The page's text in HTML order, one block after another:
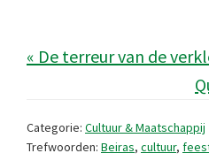
« De terreur van de
Categorie: Cultuur & Maatschappij
Trefwoorden: Beiras, cultuur,